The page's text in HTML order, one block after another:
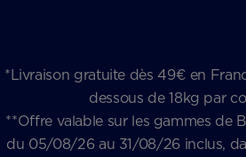
*Livraison gratuite dès 49€ en
dessous de 18kg par
**Offre valable sur les gammes de
du 05/08/26 au 31/08/26 inclus,